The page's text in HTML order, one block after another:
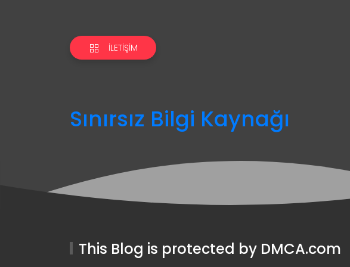
İLETIŞIM
Sınırsız Bilgi Kaynağı
This Blog is protected by DMCA.com